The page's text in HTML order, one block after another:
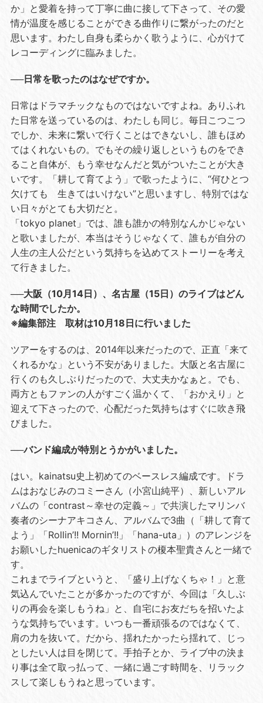
か」と愛着を持って丁寧に曲に接して下さって、その愛
情が温度を感じることができる曲作りに繋がったのだと
思います。わたし自身も柔らかく歌うように、心がけて
レコーディングに臨みました。
──日常を歌ったのはなぜですか。
日常はドラマチックなものではないですよね。ありふれ
た日常を送っているのは、わたしも同じ。毎日こつこつ
でしか、未来に繋いで行くことはできないし、誰もほめ
てはくれないもの。でもその繰り返しというものをでき
ること自体が、もう幸せなんだと気がついたことが大き
いです。「耕して育てよう」で歌ったように、“何ひとつ
欠けても 生きてはいけない”と思いますし、特別ではな
い日々がとても大切だと。
「tokyo planet」では、誰も誰かの特別なんかじゃない
と歌いましたが、本当はそうじゃなくて、誰もが自分の
人生の主人公だという気持ちを込めてストーリーを考え
て行きました。
──大阪（10月14日）、名古屋（15日）のライブはどん
な時間でしたか。
※編集部注 取材は10月18日に行いました
ツアーをするのは、2014年以来だったので、正直「来て
くれるかな」という不安がありました。大阪と名古屋に
行くのも久しぶりだったので、大丈夫かなぁと。でも、
両方ともファンの人がすごく温かくて、「おかえり」と
迎えて下さったので、心配だった気持ちはすぐに吹き飛
びました。
──バンド編成が特別とうかがいました。
はい。kainatsu史上初めてのベースレス編成です。ドラ
ムはおなじみのコミーさん（小宮山純平）、新しいアル
バムの「contrast～幸せの定義～」で共演したマリンバ
奏者のシーナアキコさん、アルバムで3曲（「耕して育て
よう」「Rollin’!! Mornin’!!」「hana-uta」）のアレンジを
お願いしたhuenicaのギタリストの榎本聖貴さんと一緒で
す。
これまでライブというと、「盛り上げなくちゃ！」と意
気込んでいたことが多かったのですが、今回は「久しぶ
りの再会を楽しもうね」と、自宅にお友だちを招いたよ
うな気持ちでいます。いつも一番頑張るのではなくて、
肩の力を抜いて。だから、揺れたかったら揺れて、じっ
としたい人は目を閉じて。手拍子とか、ライブ中の決ま
り事は全て取っ払って、一緒に過ごす時間を、リラック
スして楽しもうねと思っています。